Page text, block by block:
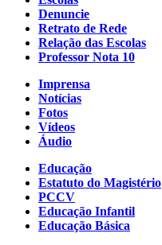
Denuncie
Retrato de Rede
Relação das Escolas
Professor Nota 10
Imprensa
Notícias
Fotos
Vídeos
Áudio
Educação
Estatuto do Magistério
PCCV
Educação Infantil
Educação Básica